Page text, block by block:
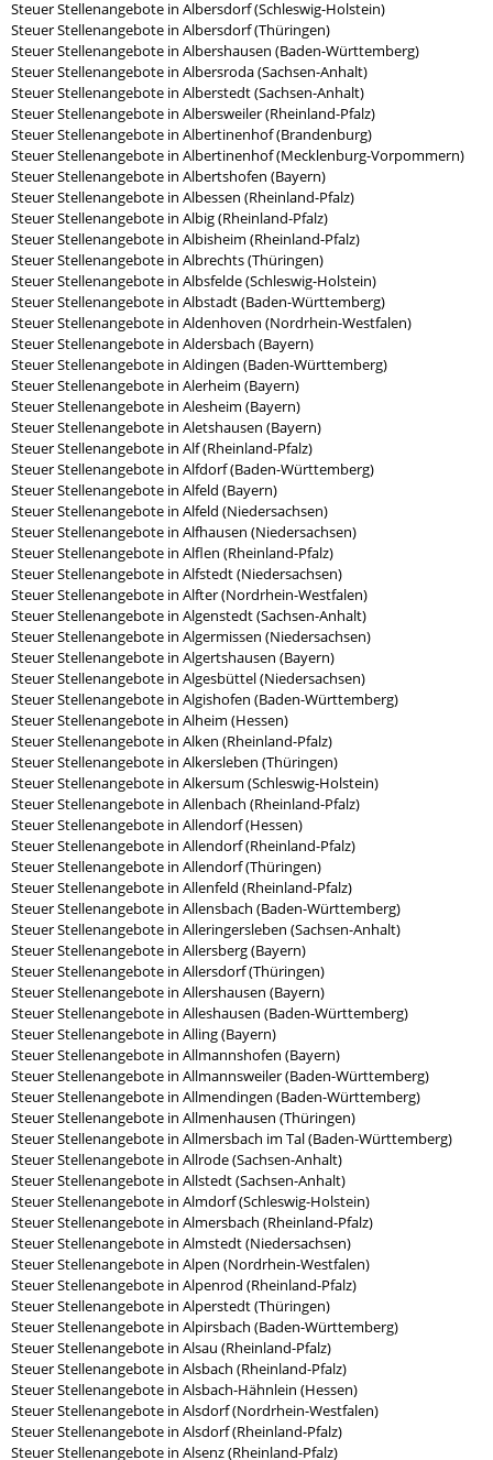
Steuer Stellenangebote in Albersdorf (Schleswig-Holstein)
Steuer Stellenangebote in Albersdorf (Thüringen)
Steuer Stellenangebote in Albershausen (Baden-Württemberg)
Steuer Stellenangebote in Albersroda (Sachsen-Anhalt)
Steuer Stellenangebote in Alberstedt (Sachsen-Anhalt)
Steuer Stellenangebote in Albersweiler (Rheinland-Pfalz)
Steuer Stellenangebote in Albertinenhof (Brandenburg)
Steuer Stellenangebote in Albertinenhof (Mecklenburg-Vorpommern)
Steuer Stellenangebote in Albertshofen (Bayern)
Steuer Stellenangebote in Albessen (Rheinland-Pfalz)
Steuer Stellenangebote in Albig (Rheinland-Pfalz)
Steuer Stellenangebote in Albisheim (Rheinland-Pfalz)
Steuer Stellenangebote in Albrechts (Thüringen)
Steuer Stellenangebote in Albsfelde (Schleswig-Holstein)
Steuer Stellenangebote in Albstadt (Baden-Württemberg)
Steuer Stellenangebote in Aldenhoven (Nordrhein-Westfalen)
Steuer Stellenangebote in Aldersbach (Bayern)
Steuer Stellenangebote in Aldingen (Baden-Württemberg)
Steuer Stellenangebote in Alerheim (Bayern)
Steuer Stellenangebote in Alesheim (Bayern)
Steuer Stellenangebote in Aletshausen (Bayern)
Steuer Stellenangebote in Alf (Rheinland-Pfalz)
Steuer Stellenangebote in Alfdorf (Baden-Württemberg)
Steuer Stellenangebote in Alfeld (Bayern)
Steuer Stellenangebote in Alfeld (Niedersachsen)
Steuer Stellenangebote in Alfhausen (Niedersachsen)
Steuer Stellenangebote in Alflen (Rheinland-Pfalz)
Steuer Stellenangebote in Alfstedt (Niedersachsen)
Steuer Stellenangebote in Alfter (Nordrhein-Westfalen)
Steuer Stellenangebote in Algenstedt (Sachsen-Anhalt)
Steuer Stellenangebote in Algermissen (Niedersachsen)
Steuer Stellenangebote in Algertshausen (Bayern)
Steuer Stellenangebote in Algesbüttel (Niedersachsen)
Steuer Stellenangebote in Algishofen (Baden-Württemberg)
Steuer Stellenangebote in Alheim (Hessen)
Steuer Stellenangebote in Alken (Rheinland-Pfalz)
Steuer Stellenangebote in Alkersleben (Thüringen)
Steuer Stellenangebote in Alkersum (Schleswig-Holstein)
Steuer Stellenangebote in Allenbach (Rheinland-Pfalz)
Steuer Stellenangebote in Allendorf (Hessen)
Steuer Stellenangebote in Allendorf (Rheinland-Pfalz)
Steuer Stellenangebote in Allendorf (Thüringen)
Steuer Stellenangebote in Allenfeld (Rheinland-Pfalz)
Steuer Stellenangebote in Allensbach (Baden-Württemberg)
Steuer Stellenangebote in Alleringersleben (Sachsen-Anhalt)
Steuer Stellenangebote in Allersberg (Bayern)
Steuer Stellenangebote in Allersdorf (Thüringen)
Steuer Stellenangebote in Allershausen (Bayern)
Steuer Stellenangebote in Alleshausen (Baden-Württemberg)
Steuer Stellenangebote in Alling (Bayern)
Steuer Stellenangebote in Allmannshofen (Bayern)
Steuer Stellenangebote in Allmannsweiler (Baden-Württemberg)
Steuer Stellenangebote in Allmendingen (Baden-Württemberg)
Steuer Stellenangebote in Allmenhausen (Thüringen)
Steuer Stellenangebote in Allmersbach im Tal (Baden-Württemberg)
Steuer Stellenangebote in Allrode (Sachsen-Anhalt)
Steuer Stellenangebote in Allstedt (Sachsen-Anhalt)
Steuer Stellenangebote in Almdorf (Schleswig-Holstein)
Steuer Stellenangebote in Almersbach (Rheinland-Pfalz)
Steuer Stellenangebote in Almstedt (Niedersachsen)
Steuer Stellenangebote in Alpen (Nordrhein-Westfalen)
Steuer Stellenangebote in Alpenrod (Rheinland-Pfalz)
Steuer Stellenangebote in Alperstedt (Thüringen)
Steuer Stellenangebote in Alpirsbach (Baden-Württemberg)
Steuer Stellenangebote in Alsau (Rheinland-Pfalz)
Steuer Stellenangebote in Alsbach (Rheinland-Pfalz)
Steuer Stellenangebote in Alsbach-Hähnlein (Hessen)
Steuer Stellenangebote in Alsdorf (Nordrhein-Westfalen)
Steuer Stellenangebote in Alsdorf (Rheinland-Pfalz)
Steuer Stellenangebote in Alsenz (Rheinland-Pfalz)